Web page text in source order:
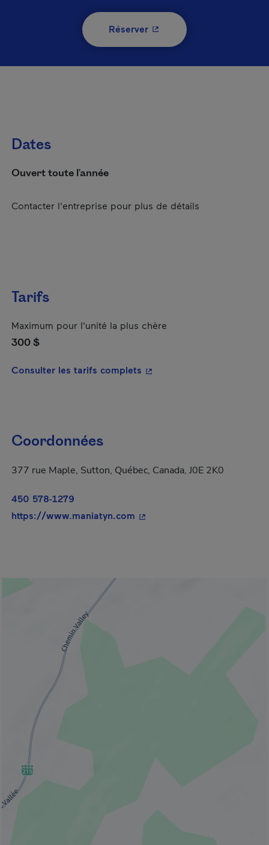
Réserver- Cet hyperlien s'ouvrira
Dates
Ouvert toute l'année
Contacter l'entreprise pour plus de détails
Tarifs
Maximum pour l'unité la plus chère
300 $
Consulter les tarifs complets - Cet hyperlien s'ouvrira
Coordonnées
377 rue Maple, Sutton, Québec, Canada, J0E 2K0
450 578-1279
https://www.maniatyn.com - Cet hyperlien s'ouvrira